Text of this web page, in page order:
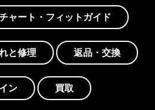
ャート・フィットガイド
と修理 返品・交換
ン 買取